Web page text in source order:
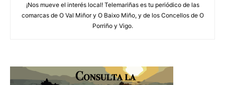
¡Nos mueve el interés local! Telemariñas es tu periódico de las
comarcas de O Val Miñor y O Baixo Miño, y de los Concellos de O
Porriño y Vigo.